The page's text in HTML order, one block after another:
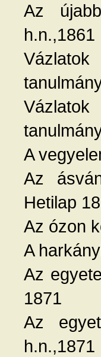
Az
h.n.,1861
A
Az
Hetilap
Az ózon
A
Az
1871
Az
h.n.,1871